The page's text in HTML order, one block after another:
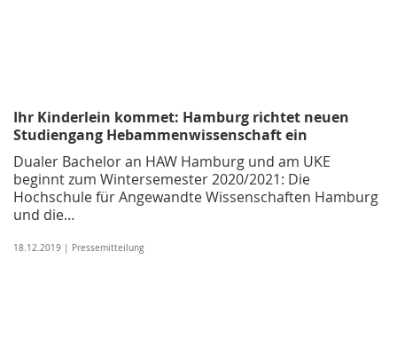
Ihr Kinderlein kommet: Hamburg richtet neuen
Studiengang Hebammenwissenschaft ein
Dualer Bachelor an HAW Hamburg und am UKE
beginnt zum Wintersemester 2020/2021: Die
Hochschule für Angewandte Wissenschaften Hamburg
und die…
18.12.2019 | Pressemitteilung